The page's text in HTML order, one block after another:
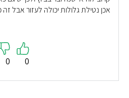
אכן נטילת גלולות יכולה לעזור אבל
0
0